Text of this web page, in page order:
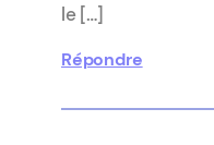
le […]
Répondre